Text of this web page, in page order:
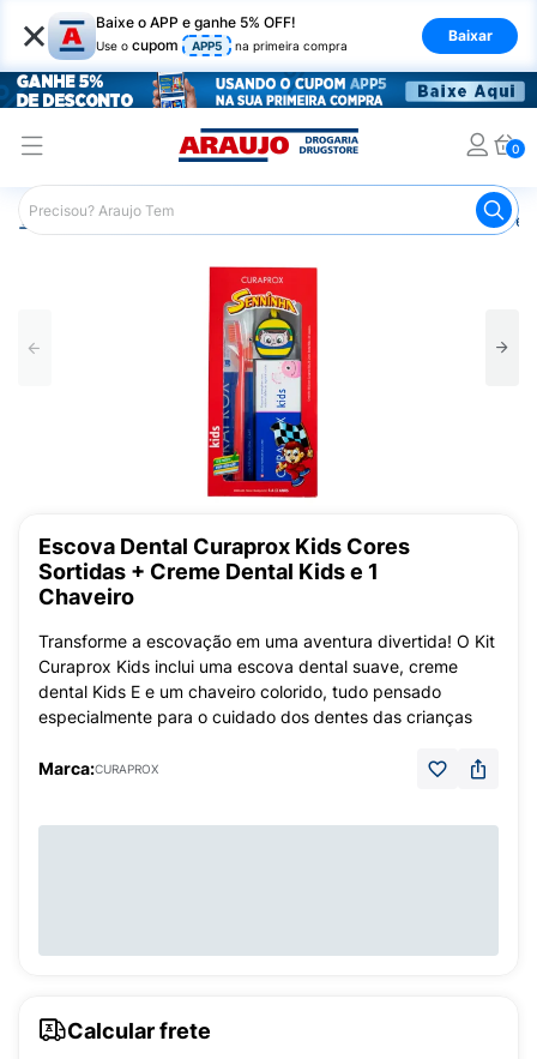
× Baixe o APP e ganhe 5% OFF!
Use o cupom APP5 na primeira compra
Baixar
0
Araujo Higiene Pessoal Escova de
Escova Dental Curaprox Kids Cores
Sortidas + Creme Dental Kids e 1
Chaveiro
Transforme a escovação em uma aventura divertida! O Kit
Curaprox Kids inclui uma escova dental suave, creme
dental Kids E e um chaveiro colorido, tudo pensado
especialmente para o cuidado dos dentes das crianças
Marca:CURAPROX
Calcular frete